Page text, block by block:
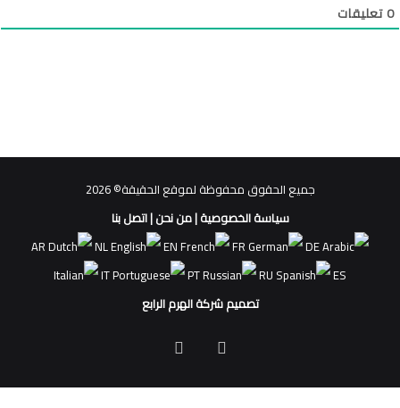
0تعليقات
جميع الحقوق محفوظة لموقع الحقيقة© 2026
سياسة الخصوصية|من نحن|اتصل بنا
AR
NL EN FR
DE
IT
PT RU
ES
تصميم شركة الهرم الرابع
فيسبوك
الموقع